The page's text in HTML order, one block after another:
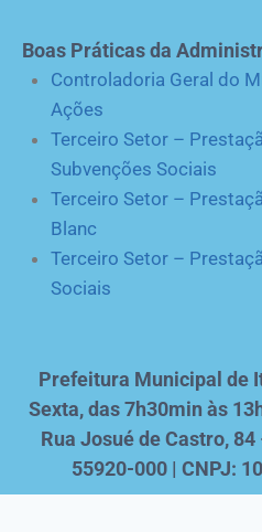
Boas Práticas da
Controladoria Geral do
Ações
Terceiro Setor –
Subvenções Sociais
Terceiro Setor –
Blanc
Terceiro Setor –
Sociais
Prefeitura Municipal de
Sexta, das 7h30min às
Rua Josué de Castro,
55920-000 | CNPJ: